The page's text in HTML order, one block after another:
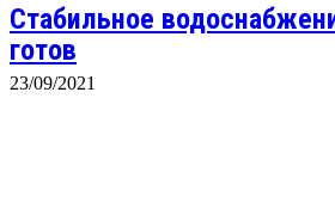
Стабильное
готов
23/09/2021